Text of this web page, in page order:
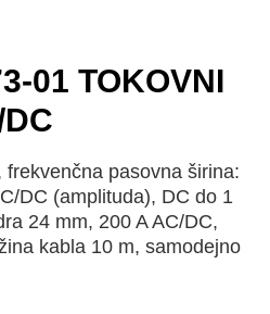
01 TOKOVNI
pasovna širina:
DC (amplituda), DC do 1
24 mm, 200 A AC/DC,
kabla 10 m, samodejno